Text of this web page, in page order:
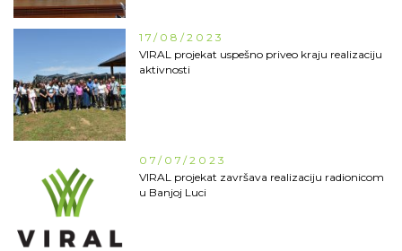
17/08/2023
VIRAL projekat uspešno priveo kraju realizaciju
aktivnosti
07/07/2023
VIRAL projekat završava realizaciju radionicom
u Banjoj Luci